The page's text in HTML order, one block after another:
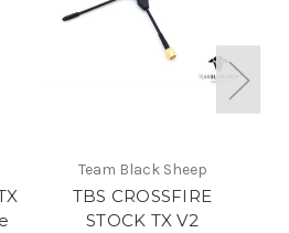
Team Black Sheep
TBS CROSSFIRE
STOCK TX V2